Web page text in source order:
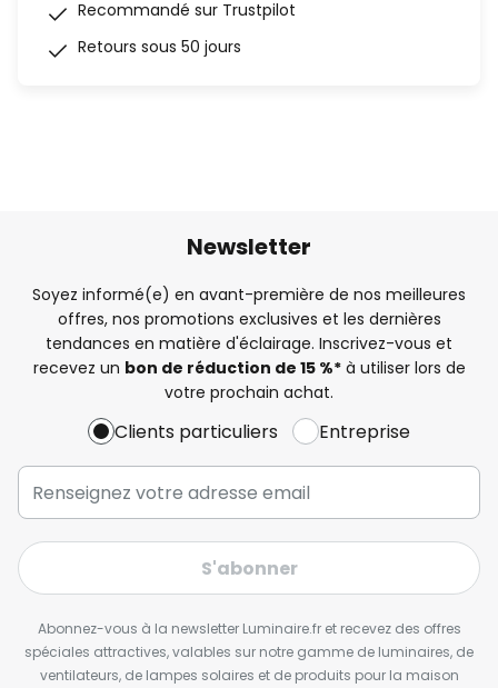
Recommandé sur Trustpilot
Retours sous 50 jours
Newsletter
Soyez informé(e) en avant-première de nos meilleures
offres, nos promotions exclusives et les dernières
tendances en matière d'éclairage. Inscrivez-vous et
recevez un bon de réduction de 15 %*à utiliser lors de
votre prochain achat.
Clients particuliers Entreprise
S'abonner
Abonnez-vous à la newsletter Luminaire.fr et recevez des offres
spéciales attractives, valables sur notre gamme de luminaires, de
ventilateurs, de lampes solaires et de produits pour la maison